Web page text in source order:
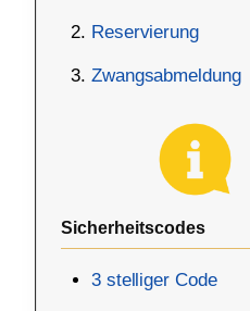
Reservierung
Zwangsabmeldung
Sicherheitscodes
3 stelliger Code